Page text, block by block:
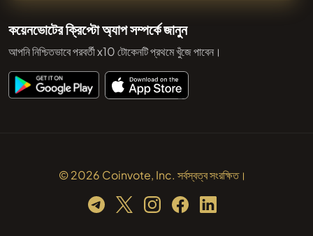
কয়েনভোটের ক্রিপ্টো অ্যাপ সম্পর্কে জানুন
আপনি নিশ্চিতভাবে পরবর্তী x10 টোকেনটি প্রথমে খুঁজে পাবেন।
© 2026 Coinvote, Inc. সর্বস্বত্ব সংরক্ষিত।